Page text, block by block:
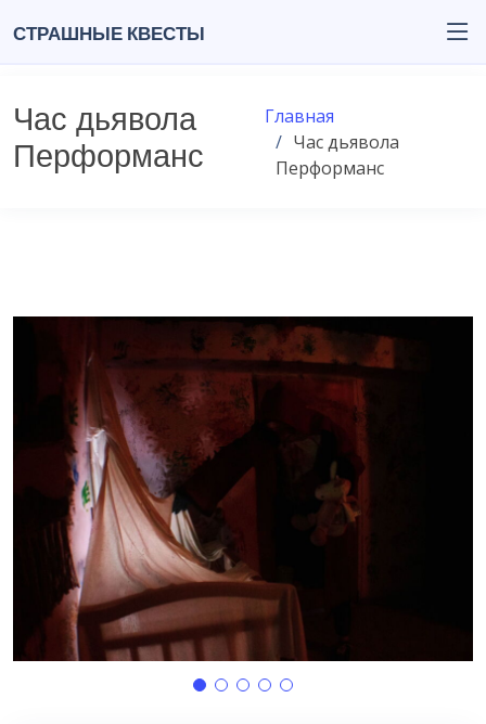
Страшные квесты
Час дьявола
Перформанс
Главная
Час дьявола
Перформанс